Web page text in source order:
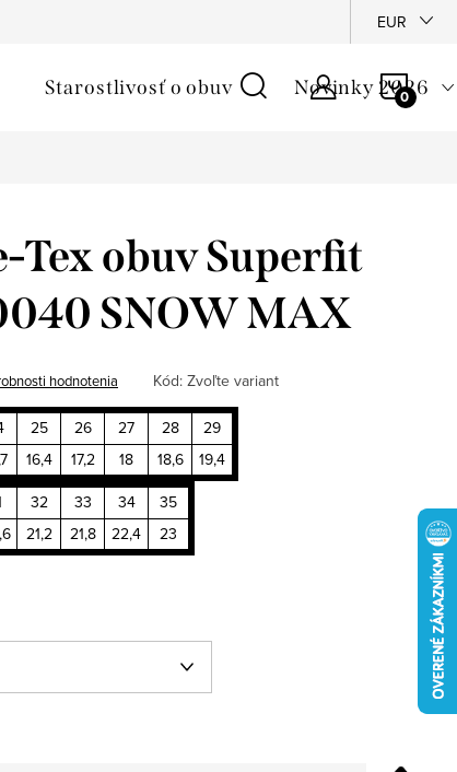
Ochrana osobných
EUR
Starostlivosť o obuv Novinky 2026
Tex obuv Superfit
SNOW MAX
hodnotenia Kód: Zvoľte variant
25 26 27 28
29
16,4 17,2 18 18,6
19,4
32 33 34
35
21,2 21,8 22,4
23